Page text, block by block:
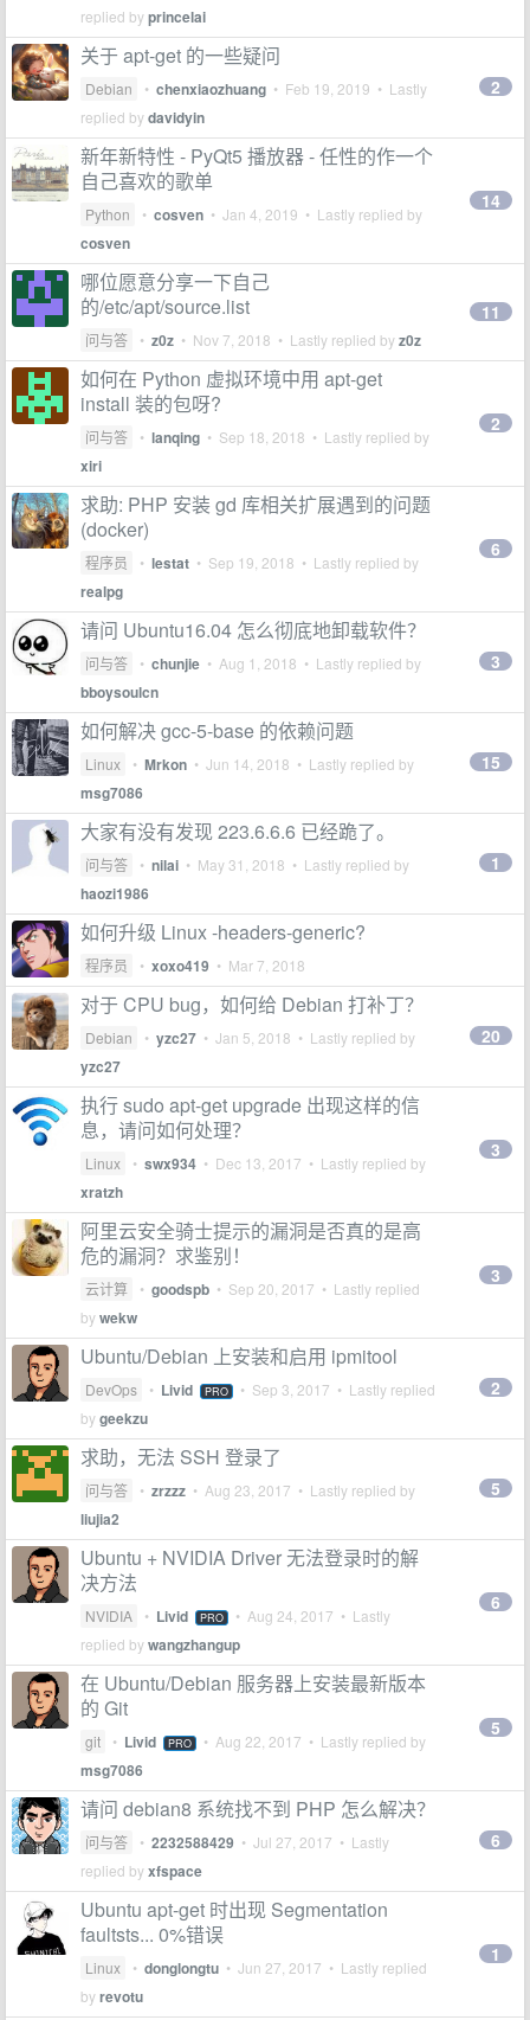
replied byprincelai
关于 apt-get 的一些疑问
Debian • chenxiaozhuang • Feb 19, 2019 • Lastly
replied bydavidyin
2
新年新特性 - PyQt5 播放器 - 任性的作一个
自己喜欢的歌单
Python • cosven • Jan 4, 2019 • Lastly replied by
cosven
14
哪位愿意分享一下自己
的/etc/apt/source.list
问与答 • z0z • Nov 7, 2018 • Lastly replied byz0z
11
如何在 Python 虚拟环境中用 apt-get
install 装的包呀?
问与答 • lanqing • Sep 18, 2018 • Lastly replied by
xiri
2
求助: PHP 安装 gd 库相关扩展遇到的问题
(docker)
程序员 • lestat • Sep 19, 2018 • Lastly replied by
realpg
6
请问 Ubuntu16.04 怎么彻底地卸载软件？
问与答 • chunjie • Aug 1, 2018 • Lastly replied by
bboysoulcn
3
如何解决 gcc-5-base 的依赖问题
Linux • Mrkon • Jun 14, 2018 • Lastly replied by
msg7086
15
大家有没有发现 223.6.6.6 已经跪了。
问与答 • nilai • May 31, 2018 • Lastly replied by
haozi1986
1
如何升级 Linux -headers-generic?
程序员 • xoxo419 • Mar 7, 2018
对于 CPU bug，如何给 Debian 打补丁？
Debian • yzc27 • Jan 5, 2018 • Lastly replied by
yzc27
20
执行 sudo apt-get upgrade 出现这样的信
息，请问如何处理？
Linux • swx934 • Dec 13, 2017 • Lastly replied by
xratzh
3
阿里云安全骑士提示的漏洞是否真的是高
危的漏洞？求鉴别！
云计算 • goodspb • Sep 20, 2017 • Lastly replied
bywekw
3
Ubuntu/Debian 上安装和启用 ipmitool
DevOps • Livid PRO • Sep 3, 2017 • Lastly replied
bygeekzu
2
求助，无法 SSH 登录了
问与答 • zrzzz • Aug 23, 2017 • Lastly replied by
liujia2
5
Ubuntu + NVIDIA Driver 无法登录时的解
决方法
NVIDIA • Livid PRO • Aug 24, 2017 • Lastly
replied bywangzhangup
6
在 Ubuntu/Debian 服务器上安装最新版本
的 Git
git • Livid PRO • Aug 22, 2017 • Lastly replied by
msg7086
5
请问 debian8 系统找不到 PHP 怎么解决？
问与答 • 2232588429 • Jul 27, 2017 • Lastly
replied byxfspace
6
Ubuntu apt-get 时出现 Segmentation
faultsts... 0%错误
Linux • donglongtu • Jun 27, 2017 • Lastly replied
byrevotu
1